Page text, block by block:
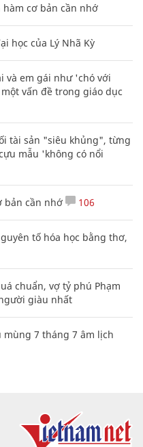
cơ bản cần nhớ
học của Lý Nhã Kỳ
và em gái như 'chó với
vấn đề trong giáo dục
tài sản "siêu khủng", từng
mẫu 'không có nổi
bản cần nhớ 106
tố hóa học bằng thơ,
chuẩn, vợ tỷ phú Phạm
giàu nhất
mùng 7 tháng 7 âm lịch